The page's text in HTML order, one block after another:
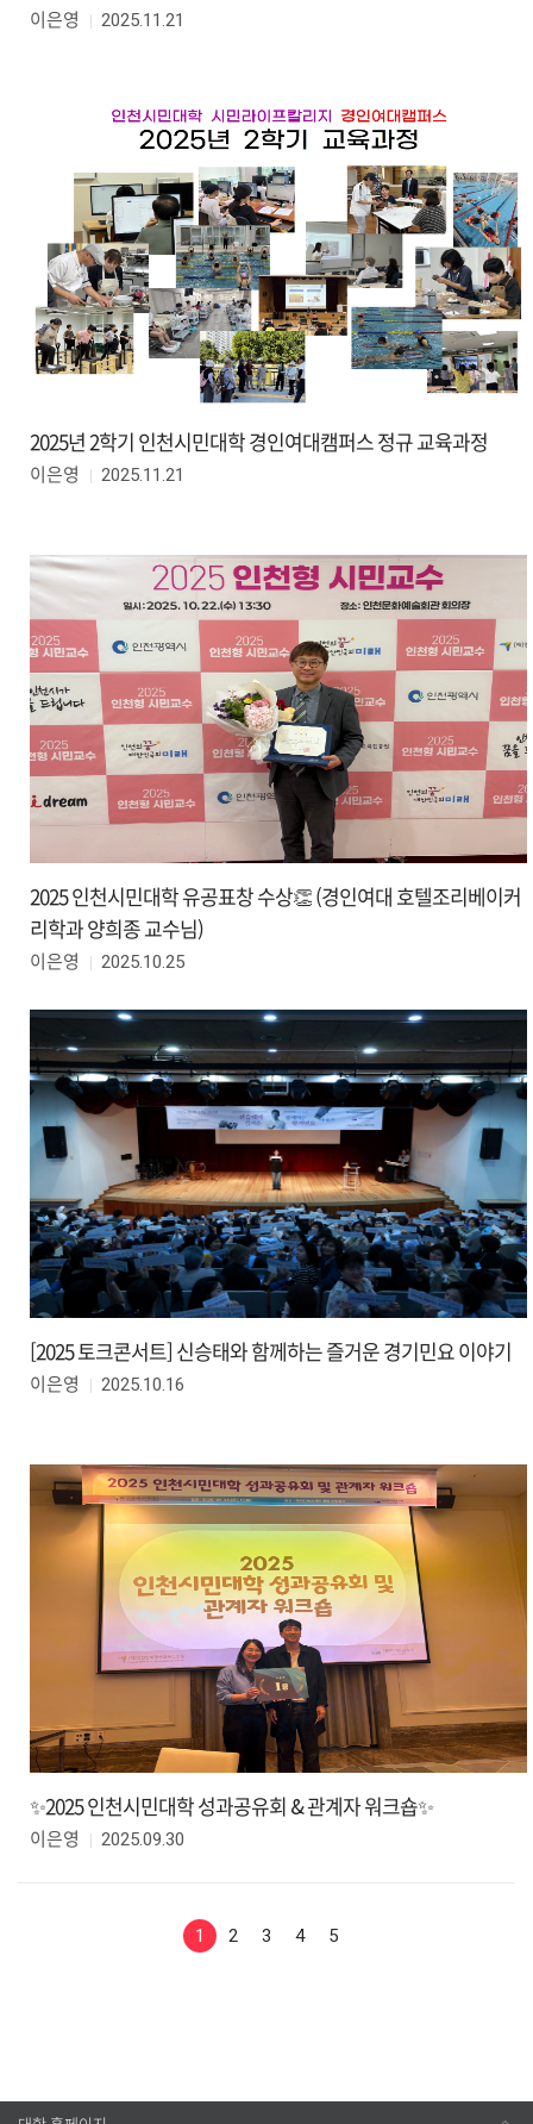
이은영 2025.11.21
2025년 2학기 인천시민대학 경인여대캠퍼스 정규 교육과정
이은영 2025.11.21
2025 인천시민대학 유공표창 수상👏 (경인여대 호텔조리베이커
리학과 양희종 교수님)
이은영 2025.10.25
[2025 토크콘서트] 신승태와 함께하는 즐거운 경기민요 이야기
이은영 2025.10.16
✨2025 인천시민대학 성과공유회 & 관계자 워크숍✨
이은영 2025.09.30
1 2 3 4 5